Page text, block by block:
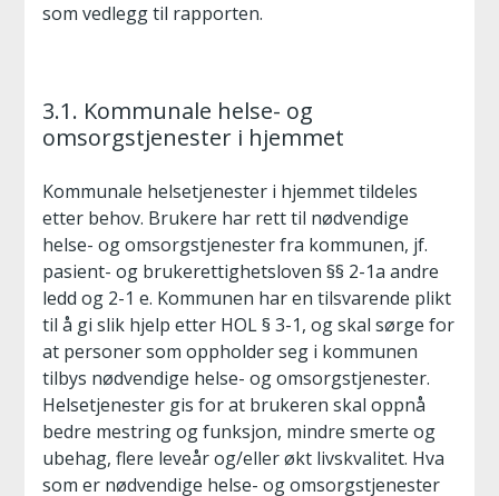
som vedlegg til rapporten.
3.1. Kommunale helse- og
omsorgstjenester i hjemmet
Kommunale helsetjenester i hjemmet tildeles
etter behov. Brukere har rett til nødvendige
helse- og omsorgstjenester fra kommunen, jf.
pasient- og brukerettighetsloven §§ 2-1a andre
ledd og 2-1 e. Kommunen har en tilsvarende plikt
til å gi slik hjelp etter HOL § 3-1, og skal sørge for
at personer som oppholder seg i kommunen
tilbys nødvendige helse- og omsorgstjenester.
Helsetjenester gis for at brukeren skal oppnå
bedre mestring og funksjon, mindre smerte og
ubehag, flere leveår og/eller økt livskvalitet. Hva
som er nødvendige helse- og omsorgstjenester